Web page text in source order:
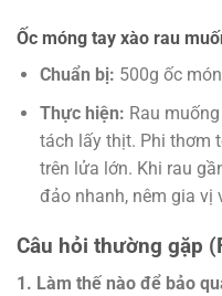
Ốc móng tay xào rau
Chuẩn bị: 500g ốc
Thực hiện: Rau
tách lấy thịt. Phi thơm
trên lửa lớn. Khi rau
đảo nhanh, nêm gia vị
Câu hỏi thường gặp
1. Làm thế nào để bảo